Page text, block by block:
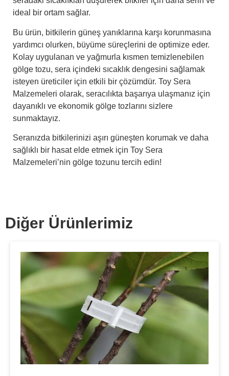
ideal bir ortam sağlar.
Bu ürün, bitkilerin güneş yanıklarına karşı korunmasına
yardımcı olurken, büyüme süreçlerini de optimize eder.
Kolay uygulanan ve yağmurla kısmen temizlenebilen
gölge tozu, sera içindeki sıcaklık dengesini sağlamak
isteyen üreticiler için etkili bir çözümdür. Toy Sera
Malzemeleri olarak, seracılıkta başarıya ulaşmanız için
dayanıklı ve ekonomik gölge tozlarını sizlere
sunmaktayız.
Seranızda bitkilerinizi aşırı güneşten korumak ve daha
sağlıklı bir hasat elde etmek için Toy Sera
Malzemeleri’nin gölge tozunu tercih edin!
Diğer Ürünlerimiz